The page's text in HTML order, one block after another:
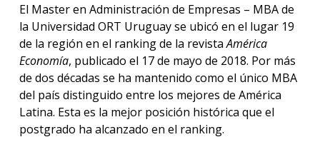
los
Blog
El Master en Administración de Empresas – MBA de
la Universidad ORT Uruguay se ubicó en el lugar 19
de la región en el ranking de la revistaAmérica
Economía, publicado el 17 de mayo de 2018. Por más
de dos décadas se ha mantenido como el único MBA
del país distinguido entre los mejores de América
Latina. Esta es la mejor posición histórica que el
postgrado ha alcanzado en el ranking.